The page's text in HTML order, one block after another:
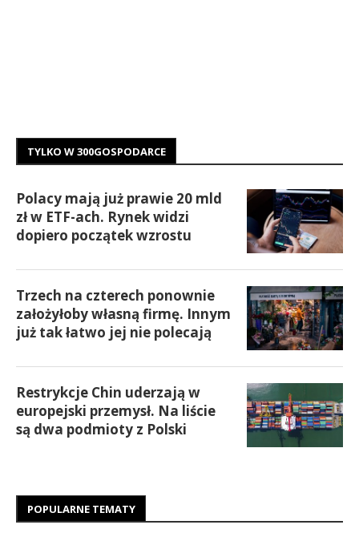
TYLKO W 300GOSPODARCE
Polacy mają już prawie 20 mld
zł w ETF-ach. Rynek widzi
dopiero początek wzrostu
Trzech na czterech ponownie
założyłoby własną firmę. Innym
już tak łatwo jej nie polecają
Restrykcje Chin uderzają w
europejski przemysł. Na liście
są dwa podmioty z Polski
POPULARNE TEMATY